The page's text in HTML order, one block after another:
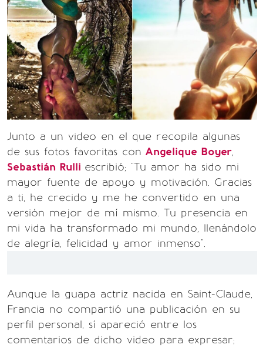
Junto a un video en el que recopila algunas
de sus fotos favoritas con Angelique Boyer,
Sebastián Rulli escribió; "Tu amor ha sido mi
mayor fuente de apoyo y motivación. Gracias
a ti, he crecido y me he convertido en una
versión mejor de mí mismo. Tu presencia en
mi vida ha transformado mi mundo, llenándolo
de alegría, felicidad y amor inmenso".
Aunque la guapa actriz nacida en Saint-Claude,
Francia no compartió una publicación en su
perfil personal, sí apareció entre los
comentarios de dicho video para expresar;